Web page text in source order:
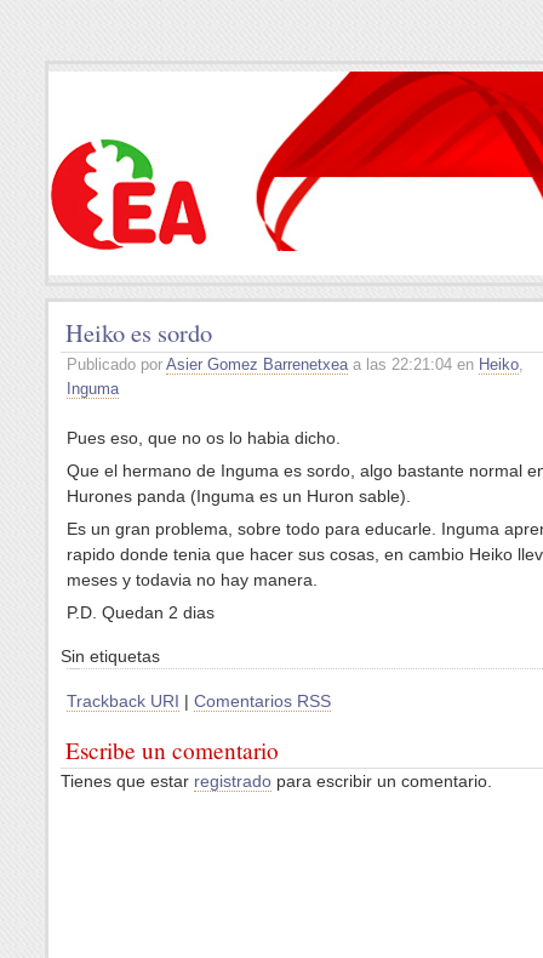
Heiko es sordo
Publicado por Asier Gomez Barrenetxeaa las 22:21:04 en Heiko,
Inguma
Pues eso, que no os lo habia dicho.
Que el hermano de Inguma es sordo, algo bastante normal
Hurones panda (Inguma es un Huron sable).
Es un gran problema, sobre todo para educarle. Inguma
rapido donde tenia que hacer sus cosas, en cambio Heiko
meses y todavia no hay manera.
P.D. Quedan 2 dias
Sin etiquetas
Trackback URI | Comentarios RSS
Escribe un comentario
Tienes que estar registrado para escribir un comentario.